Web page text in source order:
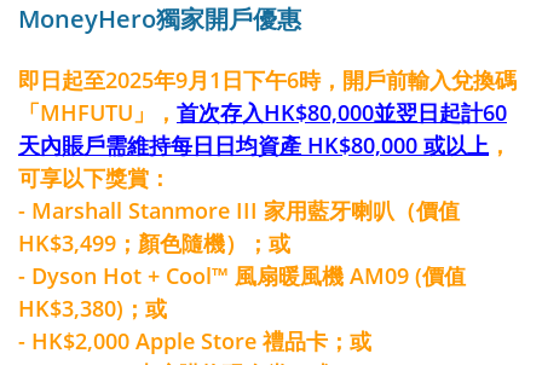
MoneyHero獨家開戶優惠
即日起至2025年9月1日下午6時，開戶前輸入兌換碼
「MHFUTU」， 首次存入HK$80,000並翌日起計60
天內賬戶需維持每日日均資產 HK$80,000 或以上 ，
可享以下獎賞：
- Marshall Stanmore III 家用藍牙喇叭（價值
HK$3,499；顏色隨機）；或
- Dyson Hot + Cool™ 風扇暖風機 AM09 (價值
HK$3,380)；或
- HK$2,000 Apple Store 禮品卡；或